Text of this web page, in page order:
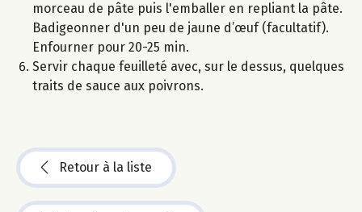
morceau de pâte puis l'emballer en repliant la pâte.
Badigeonner d'un peu de jaune d’œuf (facultatif).
Enfourner pour 20-25 min.
Servir chaque feuilleté avec, sur le dessus, quelques
traits de sauce aux poivrons.
Retour à la liste